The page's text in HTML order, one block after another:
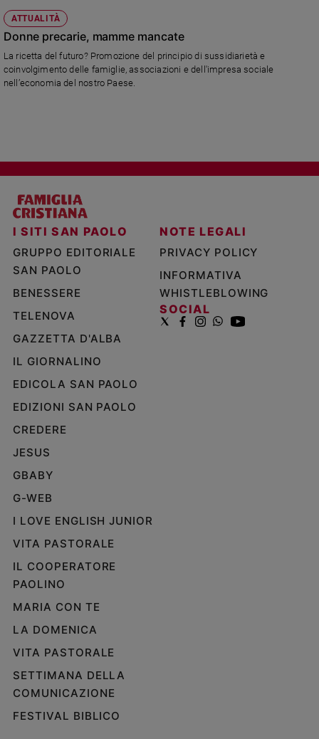
ATTUALITÀ
Donne precarie, mamme mancate
La ricetta del futuro? Promozione del principio di sussidiarietà e
coinvolgimento delle famiglie, associazioni e dell'impresa sociale
nell’economia del nostro Paese.
I SITI SAN PAOLO
GRUPPO EDITORIALE
SAN PAOLO
BENESSERE
TELENOVA
GAZZETTA D'ALBA
IL GIORNALINO
EDICOLA SAN PAOLO
EDIZIONI SAN PAOLO
CREDERE
JESUS
GBABY
G-WEB
I LOVE ENGLISH JUNIOR
VITA PASTORALE
IL COOPERATORE
PAOLINO
MARIA CON TE
LA DOMENICA
VITA PASTORALE
SETTIMANA DELLA
COMUNICAZIONE
FESTIVAL BIBLICO
NOTE LEGALI
PRIVACY POLICY
INFORMATIVA
WHISTLEBLOWING
SOCIAL